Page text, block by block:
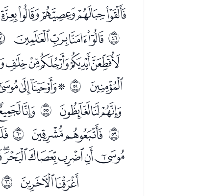
ﰭﮌﮍﮎﮏ
ﯡ ﰲ
ﯸﯹﯺ ﰶ
ﰺ ﰏﰐ ﰻ
ﭼﭽ ﱁ